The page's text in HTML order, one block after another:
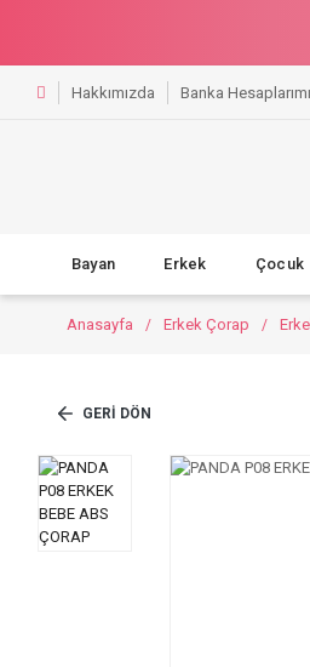
Hakkımızda Banka
Bayan Erkek Çocuk
Anasayfa Erkek Çorap
GERI DÖN